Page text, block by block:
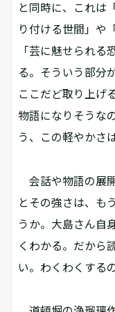
と同時に、これは
り付ける世間」や
「芸に魅せられ
る。そういう部分
ここだど取り上げ
物語になりそうな
う、この軽やかさは
会話や物語の展
とその強さは、も
うか。大島さん自
くわかる。だから
い。わくわくする